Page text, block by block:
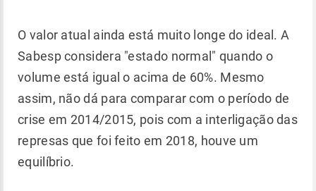
O valor atual ainda está muito longe do ideal. A
Sabesp considera "estado normal" quando o
volume está igual o acima de 60%. Mesmo
assim, não dá para comparar com o período de
crise em 2014/2015, pois com a interligação das
represas que foi feito em 2018, houve um
equilíbrio.